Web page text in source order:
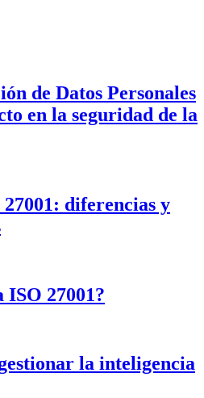
de Datos Personales
en la seguridad de la
diferencias y
27001?
la inteligencia